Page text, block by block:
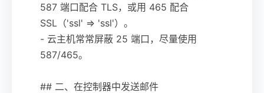
587 端口配合 TLS，或用 465 配合
SSL（'ssl' => 'ssl'）。
- 云主机常常屏蔽 25 端口，尽量使用
587/465。
## 二、在控制器中发送邮件